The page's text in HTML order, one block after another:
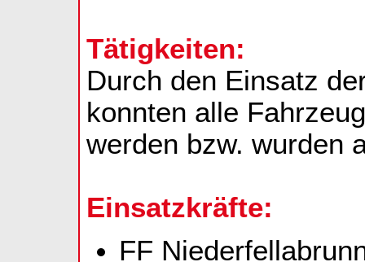
Tätigkeiten:
Durch den Einsatz
konnten alle
werden bzw. wurden
Einsatzkräfte:
FF